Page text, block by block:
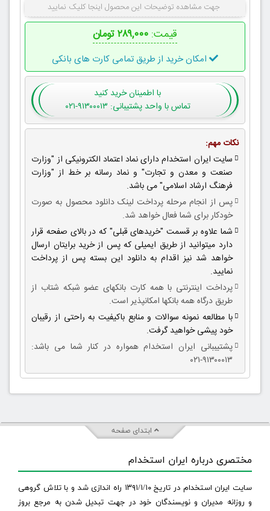
جهت مشاهده توضیحات این محصول اینجا کلیک نمایید
قیمت: ۲۸۹,۰۰۰ تومان
امکان خرید از طریق تمامی کارت های بانکی
با اطمینانخرید کنید
تماس با واحد پشتیبانی: ۹۱۳۰۰۰۱۳-۰۲۱
نکات مهم:
سایت ایران استخدام دارای نماد اعتماد الکترونیکی از "وزارت
صنعت و معدن و تجارت" و نماد رسانه بر خط از "وزارت
فرهنگ ارشاد اسلامی" می باشد.
پس از انجام مرحله پرداخت لینک دانلود محصول به صورت
خودکار برای شما فعال خواهد شد.
شما علاوه بر قسمت "خریدهای قبلی" که در بالای صفحه قرار
دارد میتوانید از طریق ایمیلی که پس از خرید برایتان ارسال
خواهد شد نیز اقدام به دانلود این بسته پس از پرداخت
نمایید.
پرداخت اینترنتی با همه کارت بانکهای عضو شبکه شتاب از
طریق درگاه همه بانکها امکانپذیر است.
با مطالعه نمونه سوالات و منابع باکیفیت به راحتی از رقیبان
خود پیشی خواهید گرفت.
پشتیببانی ایران استخدام همواره در کنار شما می باشد:
۹۱۳۰۰۰۱۳-۰۲۱
ابتدای صفحه
مختصری درباره ایران استخدام
سایت ایران استخدام در تاریخ ۱۳۹۱/۱/۱۰ راه اندازی شد و با تلاش گروهی
و روزانه مدیران و نویسندگان خود در جهت تبدیل شدن به مرجع بروز